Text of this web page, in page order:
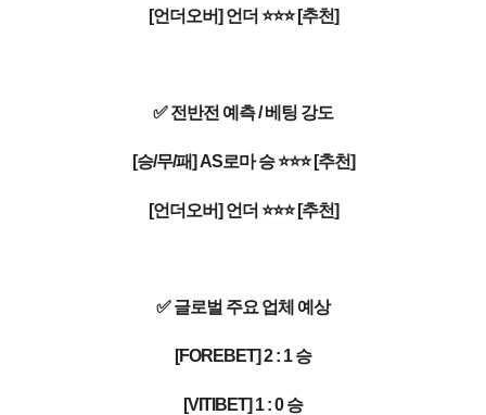
[언더오버] 언더 ⭐⭐⭐ [추천]
✅ 전반전 예측 / 베팅 강도
[승/무/패] AS로마 승 ⭐⭐⭐ [추천]
[언더오버] 언더 ⭐⭐⭐ [추천]
✅ 글로벌 주요 업체 예상
[FOREBET] 2 : 1 승
[VITIBET] 1 : 0 승